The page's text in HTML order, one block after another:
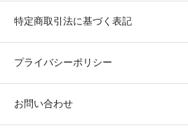
特定商取引法に基づく表記
プライバシーポリシー
お問い合わせ